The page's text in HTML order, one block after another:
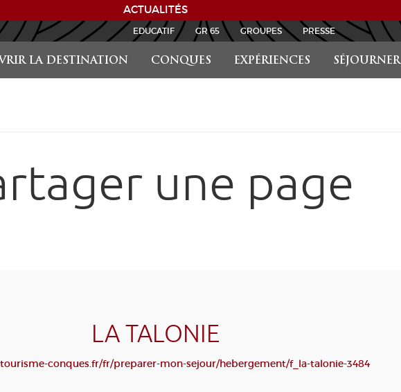
LA DESTINATION CONQUES EXPÉRIENCES SÉJOURNER
EDUCATIF GR 65 GROUPES PRESSE
une page
LA TALONIE
conques.fr/fr/preparer-mon-sejour/hebergement/f_la-talonie-3484